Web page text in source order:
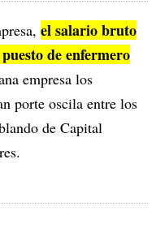
el salario bruto
de enfermero
empresa los
porte oscila entre los
de Capital